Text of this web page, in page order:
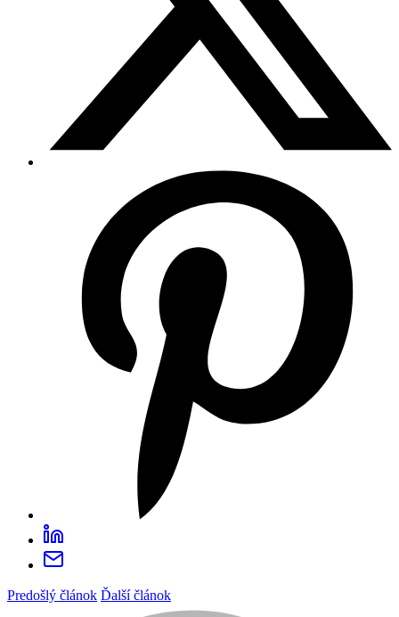
Predošlý článok Ďalší článok